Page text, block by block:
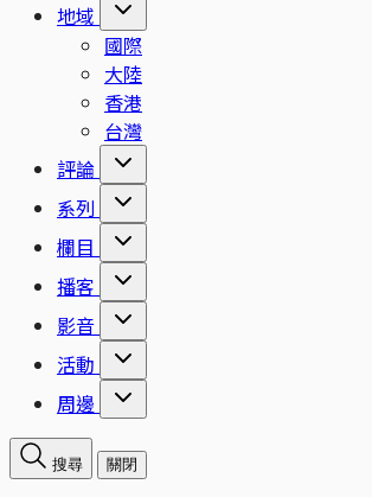
地域
國際
大陸
香港
台灣
評論
系列
欄目
播客
影音
活動
周邊
搜尋 關閉